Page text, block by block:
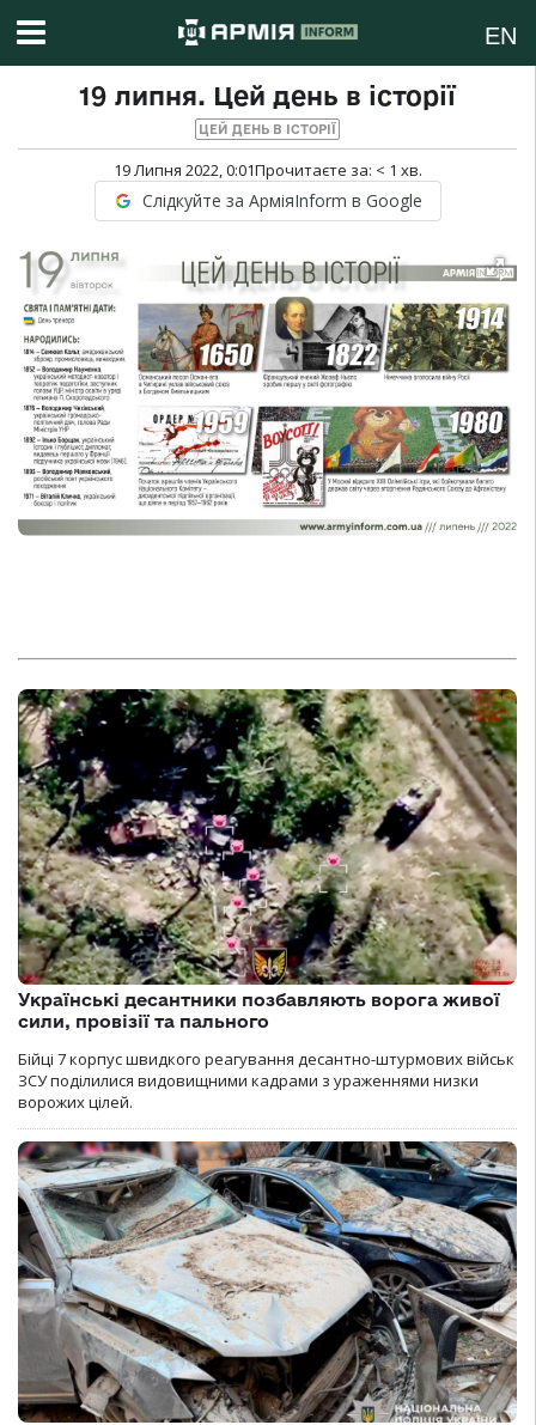
EN
19 липня. Цей день в історії
ЦЕЙ ДЕНЬ В ІСТОРІЇ
19 Липня 2022, 0:01Прочитаєте за: < 1 хв.
Слідкуйте за АрміяInform в Google
Українські десантники позбавляють ворога живої
сили, провізії та пального
Бійці 7 корпус швидкого реагування десантно-штурмових військ
ЗСУ поділилися видовищними кадрами з ураженнями низки
ворожих цілей.